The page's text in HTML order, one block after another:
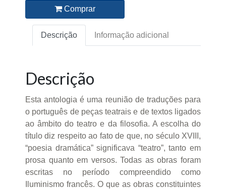
Comprar
Descrição Informação adicional
Descrição
Esta antologia é uma reunião de traduções para
o português de peças teatrais e de textos ligados
ao âmbito do teatro e da filosofia. A escolha do
título diz respeito ao fato de que, no século XVIII,
“poesia dramática” significava “teatro”, tanto em
prosa quanto em versos. Todas as obras foram
escritas no período compreendido como
Iluminismo francês. O que as obras constituintes